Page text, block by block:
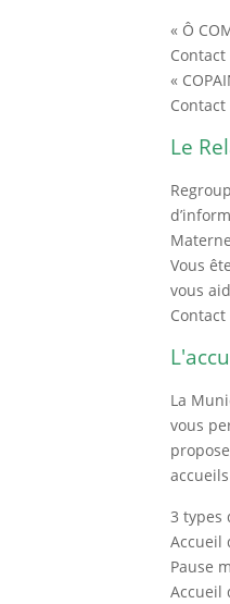
« Ô
«
Contact
Le
Vous
vous
Contact
La
vous
3 types
Accueil
Pause
Accueil